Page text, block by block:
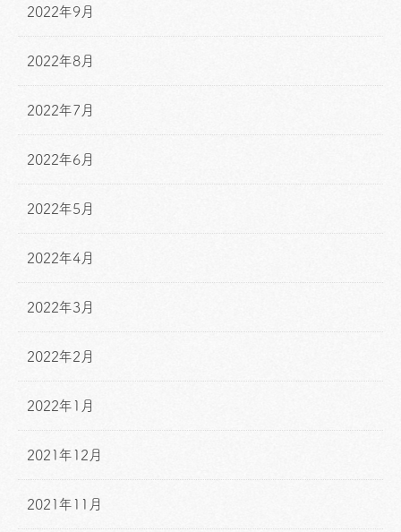
2022年9月
2022年8月
2022年7月
2022年6月
2022年5月
2022年4月
2022年3月
2022年2月
2022年1月
2021年12月
2021年11月